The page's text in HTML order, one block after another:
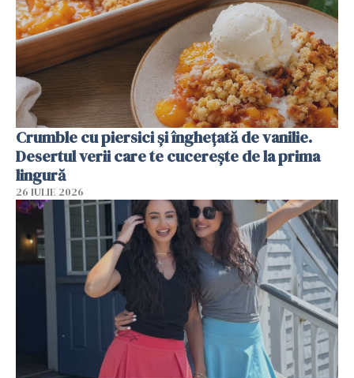
Crumble cu piersici și înghețată de vanilie.
Desertul verii care te cucerește de la prima
lingură
26 IULIE 2026